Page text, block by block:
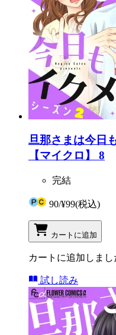
旦那さまは今日
【マイクロ】 8
完結
90/¥99(税込)
カートに追加
カートに追加しまし
試し読み